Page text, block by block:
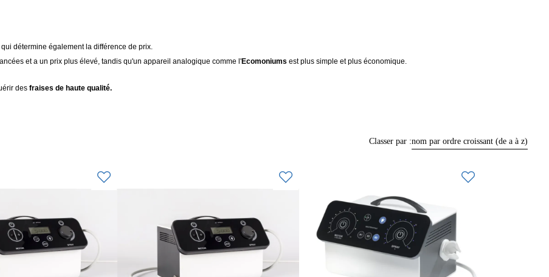
qui détermine également la différence de prix.
et a un prix plus élevé, tandis qu'un appareil analogique comme l'Ecomoniums est plus simple et plus économique.
des fraises de haute qualité.
Classer par :nom par ordre croissant (de a à z)